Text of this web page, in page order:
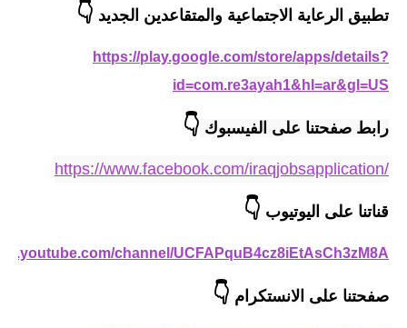
المرحلة الاعدادية
المرحلة الابتدائية
تطبيق الرعاية الاجتماعية والمتقاعدين الجديد 👇
https://play.google.com/store/apps/details?
id=com.re3ayah1&hl=ar&gl=US
رابط صفحتنا على الفيسبوك 👇
https://www.facebook.com/iraqjobsapplication/
قناتنا على اليوتيوب 👇
channel/UCFAPquB4cz8iEtAsCh3zM8A
صفحتنا على الانستكرام 👇